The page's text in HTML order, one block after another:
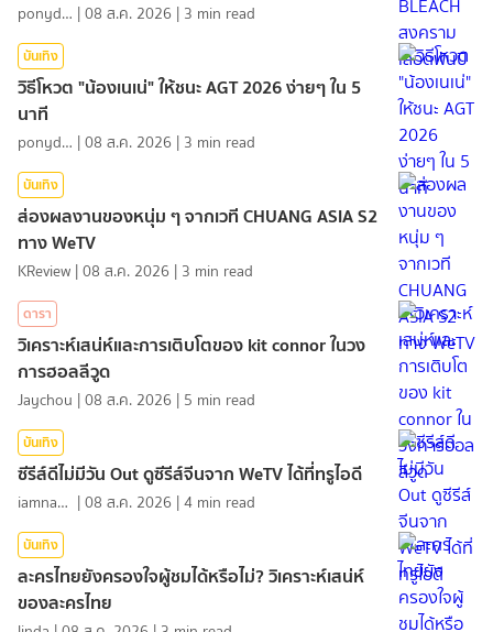
ponydiary |08 ส.ค. 2026 | 3 min read
บันเทิง
วิธีโหวต "น้องเนเน่" ให้ชนะ AGT 2026 ง่ายๆ ใน 5
นาที
ponydiary |08 ส.ค. 2026 | 3 min read
บันเทิง
ส่องผลงานของหนุ่ม ๆ จากเวที CHUANG ASIA S2
ทาง WeTV
KReview |08 ส.ค. 2026 | 3 min read
ดารา
วิเคราะห์เสน่ห์และการเติบโตของ kit connor ในวง
การฮอลลีวูด
Jaychou |08 ส.ค. 2026 | 5 min read
บันเทิง
ซีรีส์ดีไม่มีวัน Out ดูซีรีส์จีนจาก WeTV ได้ที่ทรูไอดี
iamnan23 |08 ส.ค. 2026 |4 min read
บันเทิง
ละครไทยยังครองใจผู้ชมได้หรือไม่? วิเคราะห์เสน่ห์
ของละครไทย